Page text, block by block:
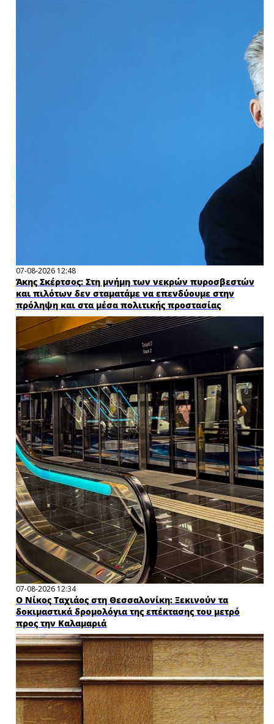
07-08-2026 12:48
Άκης Σκέρτσος: Στη μνήμη των νεκρών πυροσβεστών
και πιλότων δεν σταματάμε να επενδύουμε στην
πρόληψη και στα μέσα πολιτικής προστασίας
07-08-2026 12:34
Ο Νίκος Ταχιάος στη Θεσσαλονίκη: Ξεκινούν τα
δοκιμαστικά δρομολόγια της επέκτασης του μετρό
προς την Καλαμαριά